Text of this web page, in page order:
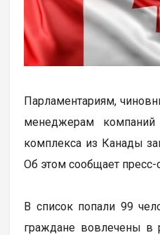
Парламентариям,
менеджерам компаний
комплекса из Канады
Об этом сообщает
В список попали 99
граждане вовлечены в